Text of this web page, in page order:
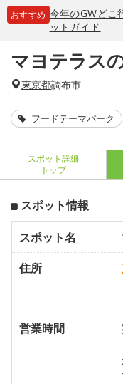
おすすめ 今年のGWどこ
ットガイド
マヨテラス
東京都調布市
フードテーマパーク
スポット詳細
トップ
スポット情報
スポット名
住所
営業時間